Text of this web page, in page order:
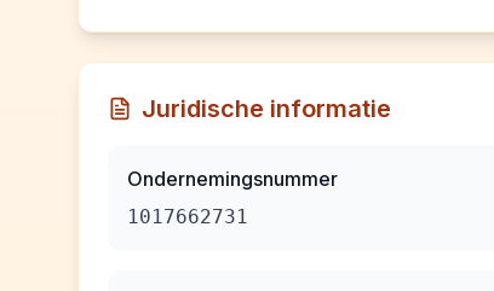
Juridische informatie
Ondernemingsnummer
1017662731